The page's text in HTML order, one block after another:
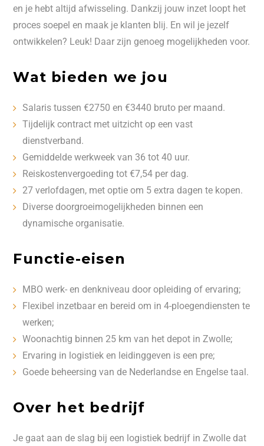
en je hebt altijd afwisseling. Dankzij jouw inzet loopt het
proces soepel en maak je klanten blij. En wil je jezelf
ontwikkelen? Leuk! Daar zijn genoeg mogelijkheden voor.
Wat bieden we jou
Salaris tussen €2750 en €3440 bruto per maand.
Tijdelijk contract met uitzicht op een vast
dienstverband.
Gemiddelde werkweek van 36 tot 40 uur.
Reiskostenvergoeding tot €7,54 per dag.
27 verlofdagen, met optie om 5 extra dagen te kopen.
Diverse doorgroeimogelijkheden binnen een
dynamische organisatie.
Functie-eisen
MBO werk- en denkniveau door opleiding of ervaring;
Flexibel inzetbaar en bereid om in 4-ploegendiensten te
werken;
Woonachtig binnen 25 km van het depot in Zwolle;
Ervaring in logistiek en leidinggeven is een pre;
Goede beheersing van de Nederlandse en Engelse taal.
Over het bedrijf
Je gaat aan de slag bij een logistiek bedrijf in Zwolle dat